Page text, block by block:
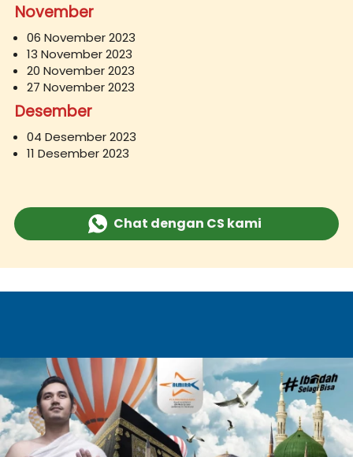
November
06 November 2023
13 November 2023
20 November 2023
27 November 2023
Desember
04 Desember 2023
11 Desember 2023
` Chat dengan CS kami